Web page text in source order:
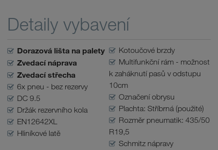
Detaily vybavení
Dorazová lišta na palety
Zvedací náprava
Zvedací střecha
6x pneu - bez rezervy
DC 9.5
Držák rezervního kola
EN12642XL
Hliníkové latě
Kotoučové brzdy
Multifunkční rám - možnost
k zaháknutí pasů v odstupu
10cm
Označení obrysu
Plachta: Stříbrná (použité)
Rozměr pneumatik: 435/50
R19,5
Schmitz nápravy